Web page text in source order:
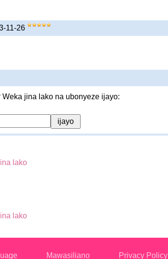
11-26
jina lako na ubonyeze ijayo:
lako
lako
Mawasiliano Privacy Policy